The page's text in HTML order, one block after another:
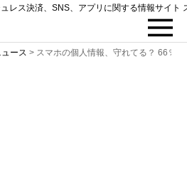
レス決済、SNS、アプリに関する情報サイト
ース > スマホの個人情報、守れてる？ 66％